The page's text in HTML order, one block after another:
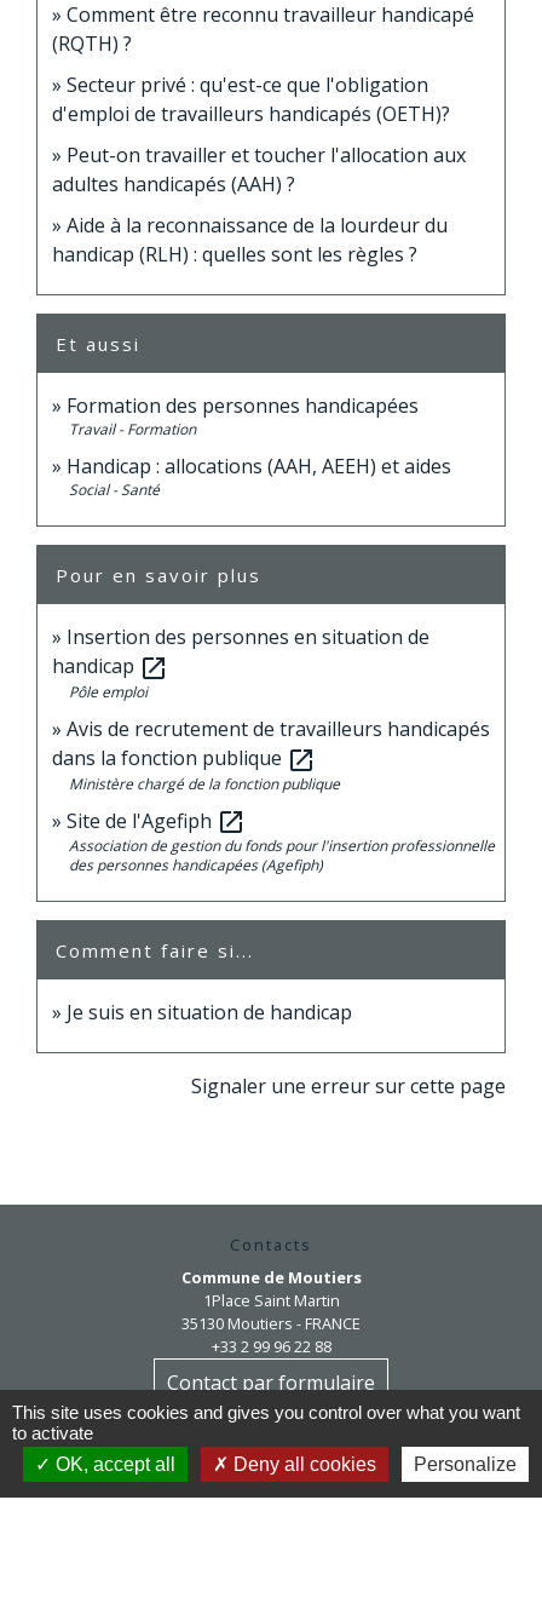
Comment être reconnu travailleur handicapé
(RQTH) ?
Secteur privé : qu'est-ce que l'obligation
d'emploi de travailleurs handicapés (OETH)?
Peut-on travailler et toucher l'allocation aux
adultes handicapés (AAH) ?
Aide à la reconnaissance de la lourdeur du
handicap (RLH) : quelles sont les règles ?
Et aussi
Formation des personnes handicapées
Travail - Formation
Handicap : allocations (AAH, AEEH) et aides
Social - Santé
Pour en savoir plus
Insertion des personnes en situation de
handicap open_in_new
Pôle emploi
Avis de recrutement de travailleurs handicapés
dans la fonction publique open_in_new
Ministère chargé de la fonction publique
Site de l'Agefiph open_in_new
Association de gestion du fonds pour l'insertion professionnelle
des personnes handicapées (Agefiph)
Comment faire si...
Je suis en situation de handicap
Signaler une erreur sur cette page
Contacts
Commune de Moutiers
1Place Saint Martin
35130 Moutiers - FRANCE
+33 2 99 96 22 88
Contact par formulaire
Horaires d'ouverture
Mardi au vendredi : 9h / 12h30
Après-midi et samedi matin sur rendez-vous
This site uses cookies and gives you control over what you want
to activate
OK, accept all
Deny all cookies Personalize